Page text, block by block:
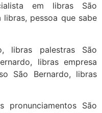
em libras São
libras, pessoa que sabe
libras palestras São
libras empresa
São Bernardo, libras
pronunciamentos São